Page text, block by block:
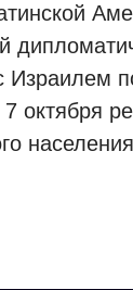
Израилем
октября